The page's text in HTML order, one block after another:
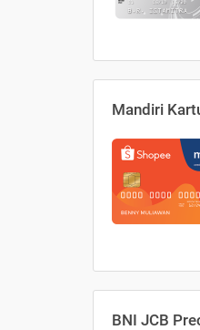
Mandiri
BNI JCB